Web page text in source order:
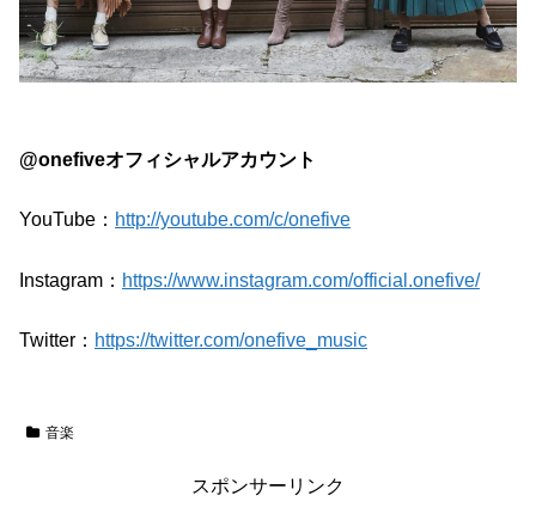
@onefiveオフィシャルアカウント
YouTube： http://youtube.com/c/onefive
Instagram： https://www.instagram.com/official.onefive/
Twitter： https://twitter.com/onefive_music
音楽
スポンサーリンク